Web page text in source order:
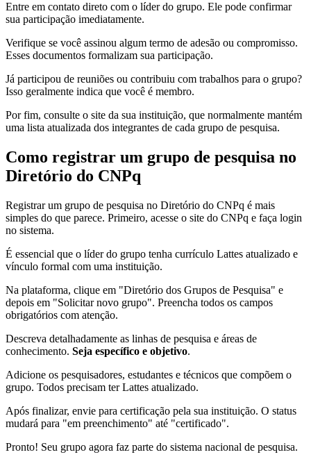
Entre em contato direto com o líder do grupo. Ele pode confirmar
sua participação imediatamente.
Verifique se você assinou algum termo de adesão ou compromisso.
Esses documentos formalizam sua participação.
Já participou de reuniões ou contribuiu com trabalhos para o grupo?
Isso geralmente indica que você é membro.
Por fim, consulte o site da sua instituição, que normalmente mantém
uma lista atualizada dos integrantes de cada grupo de pesquisa.
Como registrar um grupo de pesquisa no
Diretório do CNPq
Registrar um grupo de pesquisa no Diretório do CNPq é mais
simples do que parece. Primeiro, acesse o site do CNPq e faça login
no sistema.
É essencial que o líder do grupo tenha currículo Lattes atualizado e
vínculo formal com uma instituição.
Na plataforma, clique em "Diretório dos Grupos de Pesquisa" e
depois em "Solicitar novo grupo". Preencha todos os campos
obrigatórios com atenção.
Descreva detalhadamente as linhas de pesquisa e áreas de
conhecimento. Seja específico e objetivo.
Adicione os pesquisadores, estudantes e técnicos que compõem o
grupo. Todos precisam ter Lattes atualizado.
Após finalizar, envie para certificação pela sua instituição. O status
mudará para "em preenchimento" até "certificado".
Pronto! Seu grupo agora faz parte do sistema nacional de pesquisa.